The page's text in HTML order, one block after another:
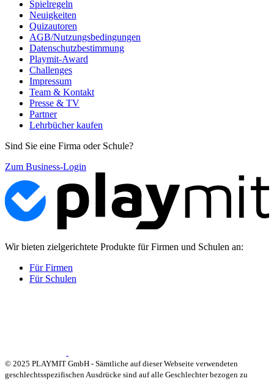
Spielregeln
Neuigkeiten
Quizautoren
AGB/Nutzungsbedingungen
Datenschutzbestimmung
Playmit-Award
Challenges
Impressum
Team & Kontakt
Presse & TV
Partner
Lehrbücher kaufen
Sind Sie eine Firma oder Schule?
Zum Business-Login
Wir bieten zielgerichtete Produkte für Firmen und Schulen an:
Für Firmen
Für Schulen
© 2025 PLAYMIT GmbH - Sämtliche auf dieser Webseite verwendeten
geschlechtsspezifischen Ausdrücke sind auf alle Geschlechter bezogen zu